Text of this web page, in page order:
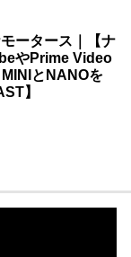
ータース｜【ナ
やPrime Video
とNANOを
】